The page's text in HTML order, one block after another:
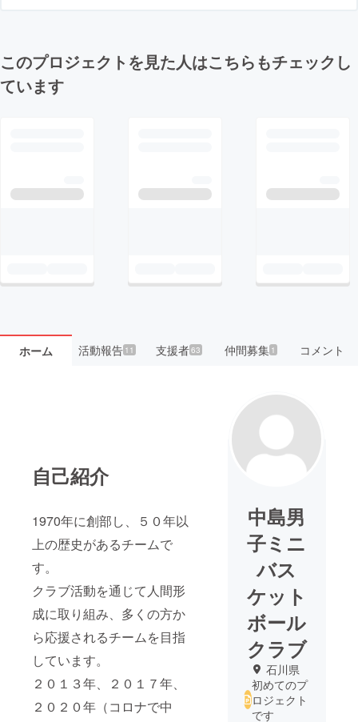
このプロジェクトを見た人はこちらもチェックし
ています
ホーム 活動報告11 支援者63 仲間募集 1 コメント
自己紹介
1970年に創部し、５０年以
上の歴史があるチームで
す。
クラブ活動を通じて人間形
成に取り組み、多くの方か
ら応援されるチームを目指
しています。
２０１３年、２０１７年、
２０２０年（コロナで中
中島男
子ミニ
バス
ケット
ボール
クラブ
石川県
初めてのプ
ロジェクト
です